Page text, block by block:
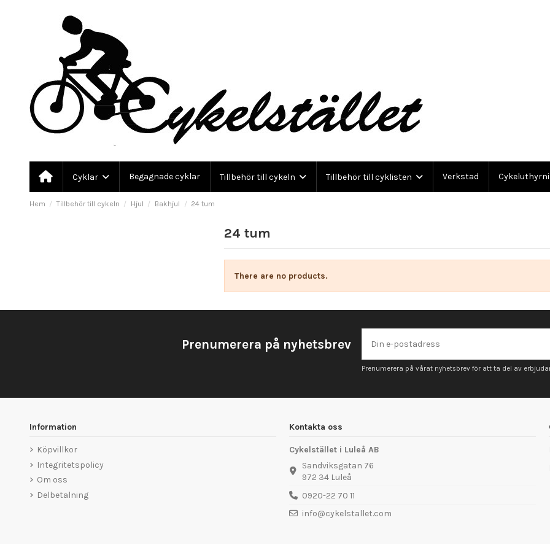
Cyklar Begagnade cyklar Tillbehör till cykeln Tillbehör till cyklisten Verkstad
Hem Tillbehör till cykeln Hjul Bakhjul 24 tum
24 tum
There are no products.
Prenumerera på nyhetsbrev
Prenumerera på vårat nyhetsbrev för att ta del av
Information
Köpvillkor
Integritetspolicy
Om oss
Delbetalning
Kontakta oss
Cykelstället i Luleå AB
Sandviksgatan 76
972 34 Luleå
0920-22 70 11
info@cykelstallet.com